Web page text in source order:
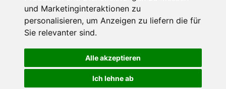
und Marketinginteraktionen zu
personalisieren, um Anzeigen zu liefern die für
Sie relevanter sind.
Alle akzeptieren
Ich lehne ab
Impressum
Datenschutz
Nutzungsbedingungen
Portale
FAQ Newsletter Mediadaten
©2026 Schneemenschen GmbH